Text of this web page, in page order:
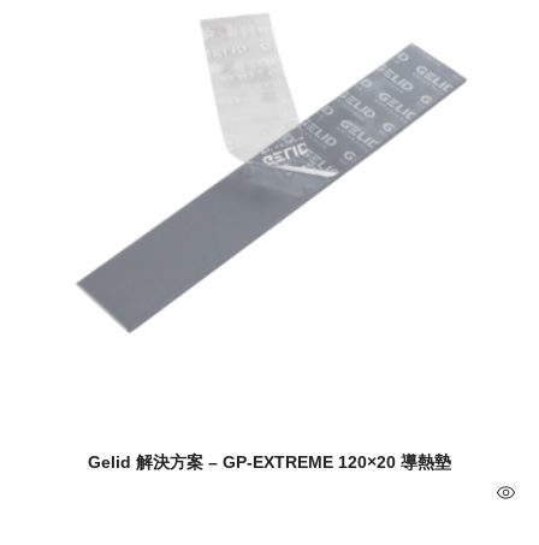
Gelid 解決方案 – GP-EXTREME 120×20 導熱墊